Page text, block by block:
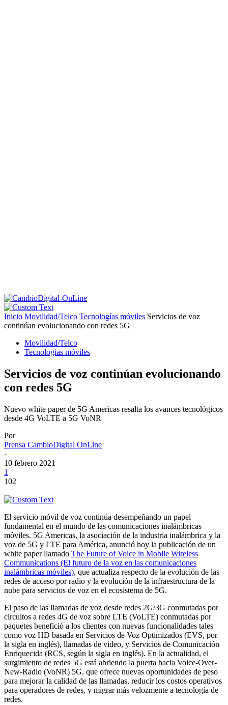
Inicio Movilidad/Telco Tecnologías móviles Servicios de voz
continúan evolucionando con redes 5G
Movilidad/Telco
Tecnologías móviles
Servicios de voz continúan evolucionando
con redes 5G
Nuevo white paper de 5G Americas resalta los avances tecnológicos
desde 4G VoLTE a 5G VoNR
Por
Prensa CambioDigital OnLine
-
10 febrero 2021
1
102
El servicio móvil de voz continúa desempeñando un papel
fundamental en el mundo de las comunicaciones inalámbricas
móviles. 5G Americas, la asociación de la industria inalámbrica y la
voz de 5G y LTE para América, anunció hoy la publicación de un
white paper llamado The Future of Voice in Mobile Wireless
Communications (El futuro de la voz en las comunicaciones
inalámbricas móviles), que actualiza respecto de la evolución de las
redes de acceso por radio y la evolución de la infraestructura de la
nube para servicios de voz en el ecosistema de 5G.
El paso de las llamadas de voz desde redes 2G/3G conmutadas por
circuitos a redes 4G de voz sobre LTE (VoLTE) conmutadas por
paquetes benefició a los clientes con nuevas funcionalidades tales
como voz HD basada en Servicios de Voz Optimizados (EVS, por
la sigla en inglés), llamadas de video, y Servicios de Comunicación
Enriquecida (RCS, según la sigla en inglés). En la actualidad, el
surgimiento de redes 5G está abriendo la puerta hacia Voice-Over-
New-Radio (VoNR) 5G, que ofrece nuevas oportunidades de peso
para mejorar la calidad de las llamadas, reducir los costos operativos
para operadores de redes, y migrar más velozmente a tecnología de
redes.